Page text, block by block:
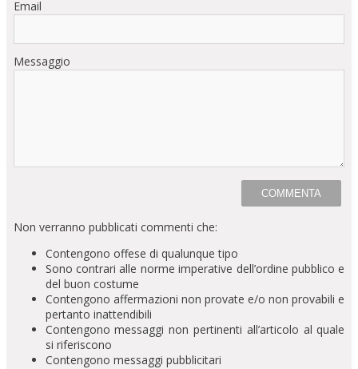
Email
Messaggio
Non verranno pubblicati commenti che:
Contengono offese di qualunque tipo
Sono contrari alle norme imperative dell’ordine pubblico e
del buon costume
Contengono affermazioni non provate e/o non provabili e
pertanto inattendibili
Contengono messaggi non pertinenti all’articolo al quale
si riferiscono
Contengono messaggi pubblicitari